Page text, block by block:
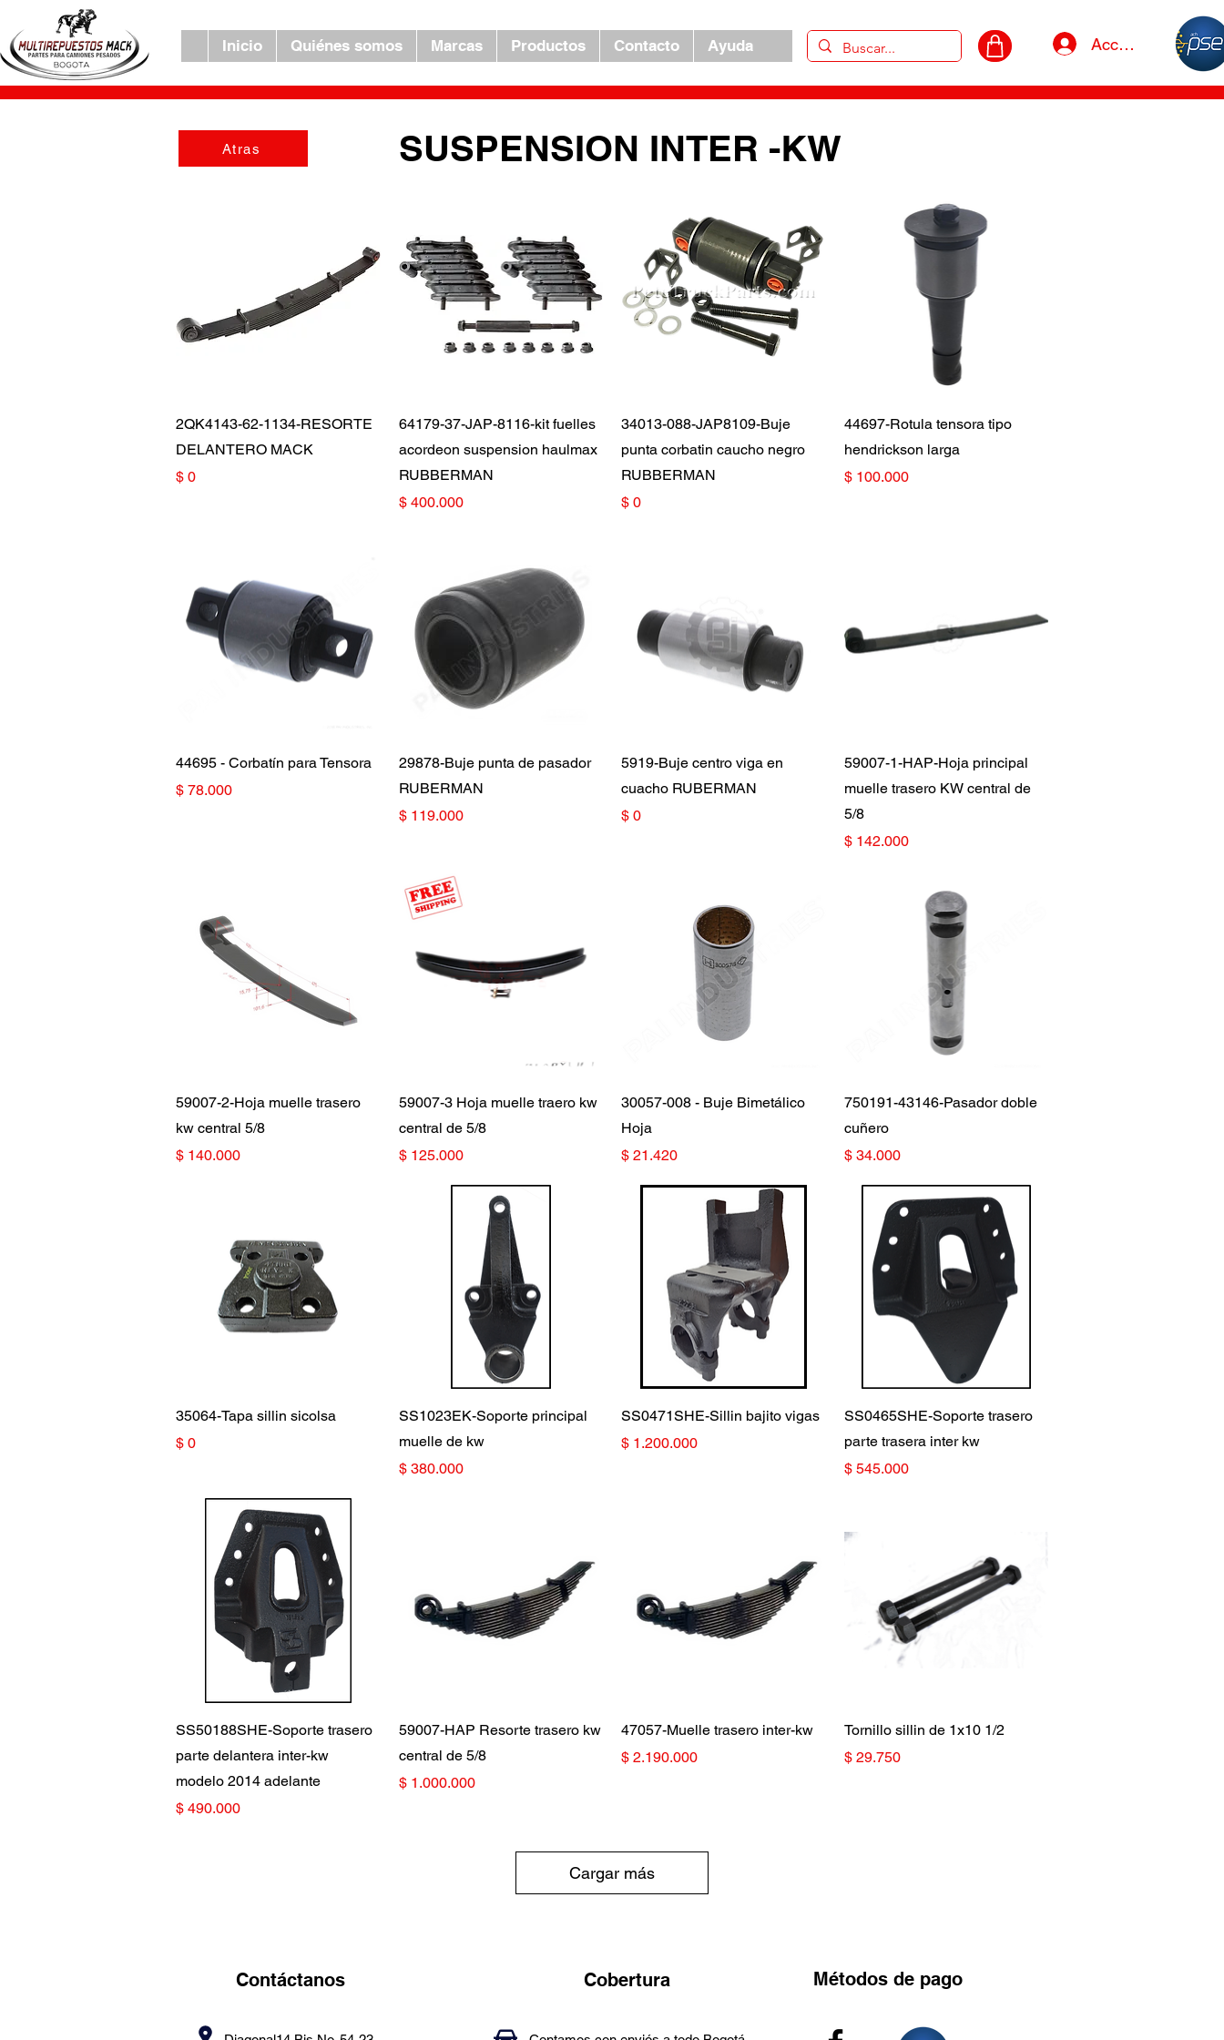
Inicio Quiénes somos Marcas Productos Contacto Ayuda Acceso
Atras SUSPENSION INTER -KW
Vista rápida
2QK4143-62-1134-RESORTE
DELANTERO MACK
Precio
$ 0
Vista rápida
64179-37-JAP-8116-kit fuelles
acordeon suspension haulmax
RUBBERMAN
Precio
$ 400.000
Vista rápida
34013-088-JAP8109-Buje
punta corbatin caucho negro
RUBBERMAN
Precio
$ 0
Vista rápida
44697-Rotula tensora tipo
hendrickson larga
Precio
$ 100.000
Vista rápida
44695 - Corbatín para Tensora
Precio
$ 78.000
Vista rápida
29878-Buje punta de pasador
RUBERMAN
Precio
$ 119.000
Vista rápida
5919-Buje centro viga en
cuacho RUBERMAN
Precio
$ 0
Vista rápida
59007-1-HAP-Hoja principal
muelle trasero KW central de
5/8
Precio
$ 142.000
Vista rápida
59007-2-Hoja muelle trasero
kw central 5/8
Precio
$ 140.000
Vista rápida
59007-3 Hoja muelle traero kw
central de 5/8
Precio
$ 125.000
Vista rápida
30057-008 - Buje Bimetálico
Hoja
Precio
$ 21.420
Vista rápida
750191-43146-Pasador doble
cuñero
Precio
$ 34.000
Vista rápida
35064-Tapa sillin sicolsa
Precio
$ 0
Vista rápida
SS1023EK-Soporte principal
muelle de kw
Precio
$ 380.000
Vista rápida
SS0471SHE-Sillin bajito vigas
Precio
$ 1.200.000
Vista rápida
SS0465SHE-Soporte trasero
parte trasera inter kw
Precio
$ 545.000
Vista rápida
SS50188SHE-Soporte trasero
parte delantera inter-kw
modelo 2014 adelante
Precio
$ 490.000
Vista rápida
59007-HAP Resorte trasero kw
central de 5/8
Precio
$ 1.000.000
Vista rápida
47057-Muelle trasero inter-kw
Precio
$ 2.190.000
Vista rápida
Tornillo sillin de 1x10 1/2
Precio
$ 29.750
Cargar más
Contáctanos Cobertura Métodosde pago